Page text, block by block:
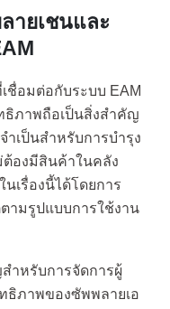
ายเชนและ
ชื่อมต่อกับระบบ EAM
ธิภาพถือเป็นสิ่งสำคัญ
ำเป็นสำหรับการบำรุง
ต้องมีสินค้าในคลัง
เรื่องนี้ได้โดยการ
ามรูปแบบการใช้งาน
ำหรับการจัดการผู้
ธิภาพของซัพพลายเอ